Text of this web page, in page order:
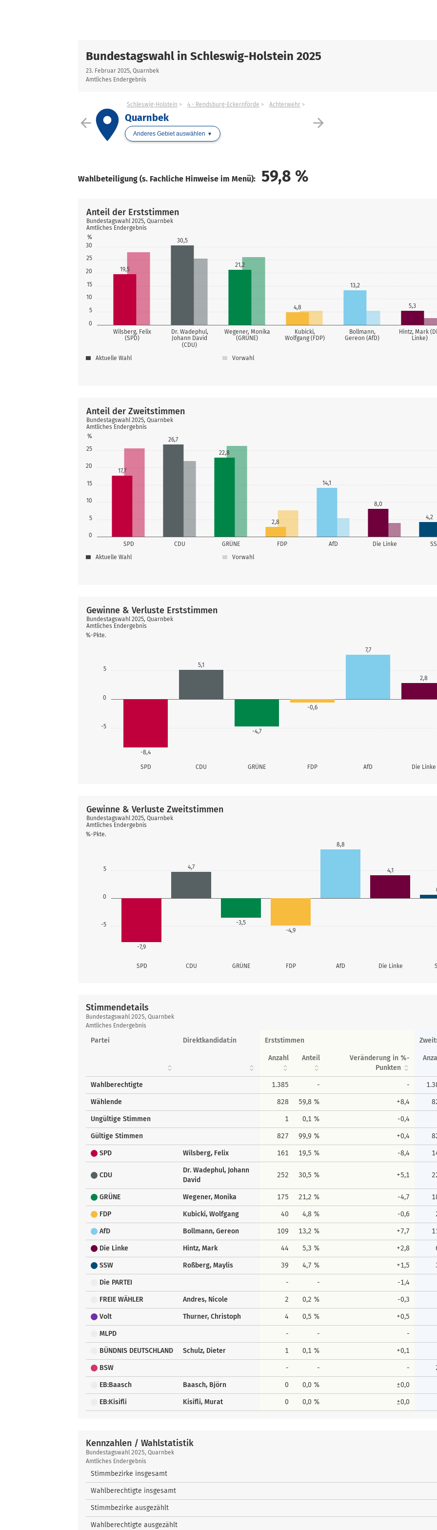
Bundestagswahl in Schleswig-Holstein 2025
23. Februar 2025, Quarnbek
Amtliches Endergebnis
arrow_back arrow_forward
place
Schleswig-Holstein 4 - Rendsburg-Eckernförde Achterwehr
Quarnbek
Anderes Gebiet auswählen
Wahlbeteiligung (s. Fachliche Hinweise im Menü): 59,8 %
0
5
10
15
20
25
30
%
Wilsberg, Felix
(SPD)
Dr. Wadephul,
Johann David
(CDU)
Wegener, Monika
(GRÜNE)
Kubicki,
Wolfgang (FDP)
Bollmann,
Gereon (AfD)
Hintz, Mark
Linke)
19,5
30,5
21,2
4,8
13,2
5,3
Anteil der Erststimmen
Bundestagswahl 2025, Quarnbek
Amtliches Endergebnis
Aktuelle Wahl Vorwahl
0
5
10
15
20
25
%
SPD CDU GRÜNE FDP AfD Die Linke
17,7
26,7
22,8
2,8
14,1
8,0
4,2
Anteil der Zweitstimmen
Bundestagswahl 2025, Quarnbek
Amtliches Endergebnis
Aktuelle Wahl Vorwahl
-5
0
5
%-Pkte.
SPD CDU GRÜNE FDP AfD Die Linke
-8,4
5,1
-4,7
-0,6
7,7
2,8
Gewinne & Verluste Erststimmen
Bundestagswahl 2025, Quarnbek
Amtliches Endergebnis
-5
0
5
%-Pkte.
SPD CDU GRÜNE FDP AfD Die Linke
-7,9
4,7
-3,5
-4,9
8,8
4,1
Gewinne & Verluste Zweitstimmen
Bundestagswahl 2025, Quarnbek
Amtliches Endergebnis
Stimmendetails
Stimmendetails
Bundestagswahl 2025, Quarnbek
Amtliches Endergebnis
Partei Direktkandidat:in Erststimmen
Anzahl Anteil
Veränderung in %-
Punkten
Wahlberechtigte 1.385 - -
Wählende 828 59,8 % +8,4
Ungültige Stimmen 1 0,1 % -0,4
Gültige Stimmen 827 99,9 % +0,4
SPD Wilsberg, Felix 161 19,5 % -8,4
CDU
Dr. Wadephul, Johann
David
252 30,5 % +5,1
GRÜNE Wegener, Monika 175 21,2 % -4,7
FDP Kubicki, Wolfgang 40 4,8 % -0,6
AfD Bollmann, Gereon 109 13,2 % +7,7
Die Linke Hintz, Mark 44 5,3 % +2,8
SSW Roßberg, Maylis 39 4,7 % +1,5
Die PARTEI - - -1,4
FREIE WÄHLER Andres, Nicole 2 0,2 % -0,3
Volt Thurner, Christoph 4 0,5 % +0,5
MLPD - - -
BÜNDNIS DEUTSCHLAND Schulz, Dieter 1 0,1 % +0,1
BSW - - -
EB:Baasch Baasch, Björn 0 0,0 % ±0,0
EB:Kisifli Kisifli, Murat 0 0,0 % ±0,0
Kennzahlen / Wahlstatistik
Kennzahlen
/
Wahlstatistik
Bundestagswahl 2025, Quarnbek
Amtliches Endergebnis
Stimmbezirke insgesamt
Wahlberechtigte insgesamt
Stimmbezirke ausgezählt
Wahlberechtigte ausgezählt